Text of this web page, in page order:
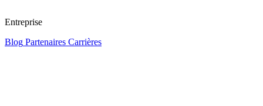
Entreprise
Blog Partenaires Carrières